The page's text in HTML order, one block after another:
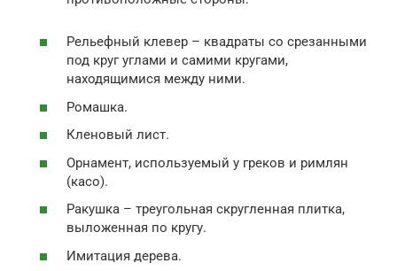
Рельефный клевер – квадраты со срезанными
под круг углами и самими кругами,
находящимися между ними.
Ромашка.
Кленовый лист.
Орнамент, используемый у греков и римлян
(касо).
Ракушка – треугольная скругленная плитка,
выложенная по кругу.
Имитация дерева.